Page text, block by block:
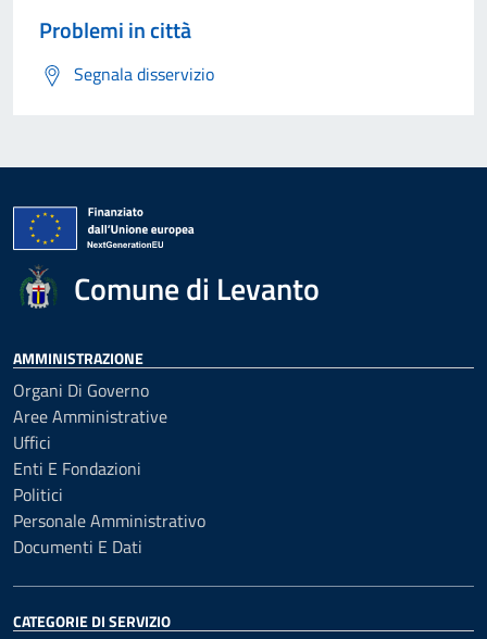
Problemi in città
Segnala disservizio
Comune di Levanto
AMMINISTRAZIONE
Organi Di Governo
Aree Amministrative
Uffici
Enti E Fondazioni
Politici
Personale Amministrativo
Documenti E Dati
CATEGORIE DI SERVIZIO